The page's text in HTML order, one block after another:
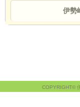
伊勢
COPYRIGHT©